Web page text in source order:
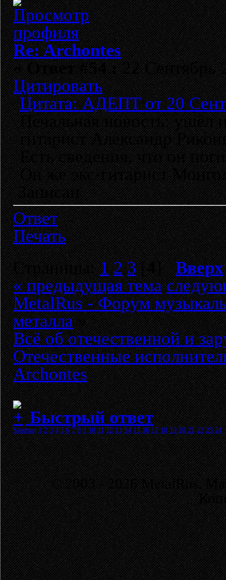
Re: Archontes
«Ответ #54 :22 Сентябрь
Цитировать
Цитата: АДЕПТ от 20
Печальная новость: ушёл
гитарист Александр
Есть сведения, что он
Он же экс-гитарист
Записан
Ответ
Печать
Страницы:1 2 3[4]Вверх
« предыдущая тема
MetalRus - Форум
металла»
Всё об отечественной и
Отечественные
Archontes
Быстрый ответ
Sitemap 1 2 3 4 5 6 7 8 9 10 11 12 13 14 15 16 17 18 19 20 21 22 23 24
© 2003 - 2026 MetalRus.